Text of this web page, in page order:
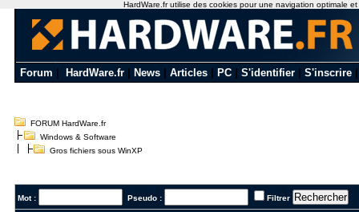
Forum HardWare.fr News Articles PC S'identifier S'inscrire
FORUM HardWare.fr
Windows & Software
Gros fichiers sous WinXP
Mot : Pseudo : Filtrer
HardWare.fr utilise des cookies pour une navigation optimale